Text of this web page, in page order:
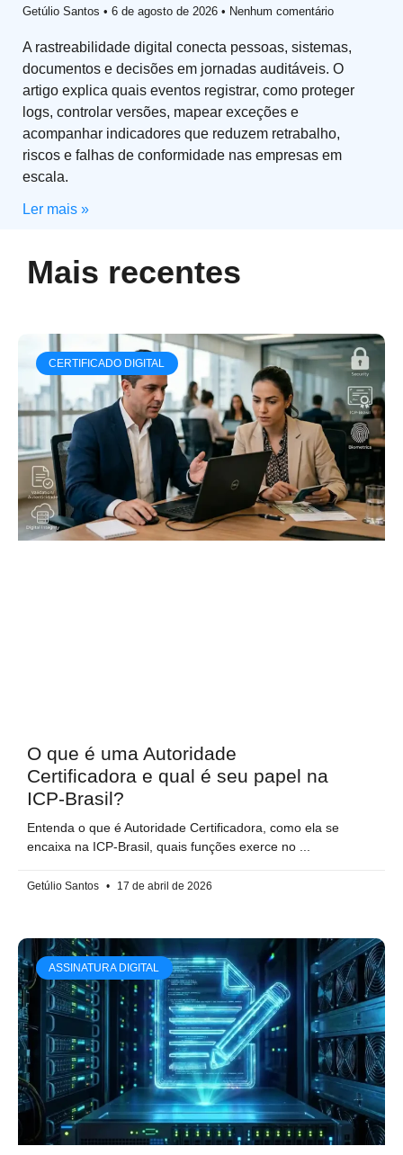
Getúlio Santos 6 de agosto de 2026 Nenhum comentário
A rastreabilidade digital conecta pessoas, sistemas,
documentos e decisões em jornadas auditáveis. O
artigo explica quais eventos registrar, como proteger
logs, controlar versões, mapear exceções e
acompanhar indicadores que reduzem retrabalho,
riscos e falhas de conformidade nas empresas em
escala.
Ler mais »
Mais recentes
CERTIFICADO DIGITAL
O que é uma Autoridade
Certificadora e qual é seu papel na
ICP-Brasil?
Entenda o que é Autoridade Certificadora, como ela se
encaixa na ICP-Brasil, quais funções exerce no
Getúlio Santos 17 de abril de 2026
ASSINATURA DIGITAL